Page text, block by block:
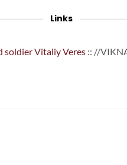
Links
soldier Vitaliy Veres :: //